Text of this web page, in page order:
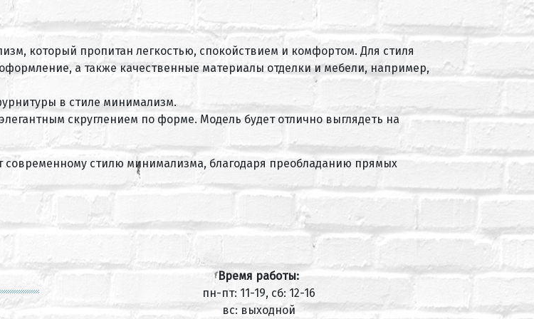
который пропитан легкостью, спокойствием и комфортом. Для стиля
а также качественные материалы отделки и мебели, например,
в стиле минимализм.
скруглением по форме. Модель будет отлично выглядеть на
современному стилю минимализма, благодаря преобладанию прямых
Время работы:
пн-пт: 11-19, сб: 12-16
вс: выходной